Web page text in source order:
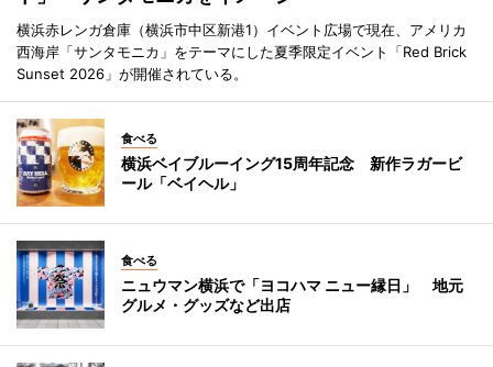
横浜赤レンガ倉庫（横浜市中区新港1）イベント広場で現在、アメリカ
西海岸「サンタモニカ」をテーマにした夏季限定イベント「Red Brick
Sunset 2026」が開催されている。
食べる
横浜ベイブルーイング15周年記念 新作ラガービ
ール「ベイヘル」
食べる
ニュウマン横浜で「ヨコハマ ニュー縁日」 地元
グルメ・グッズなど出店